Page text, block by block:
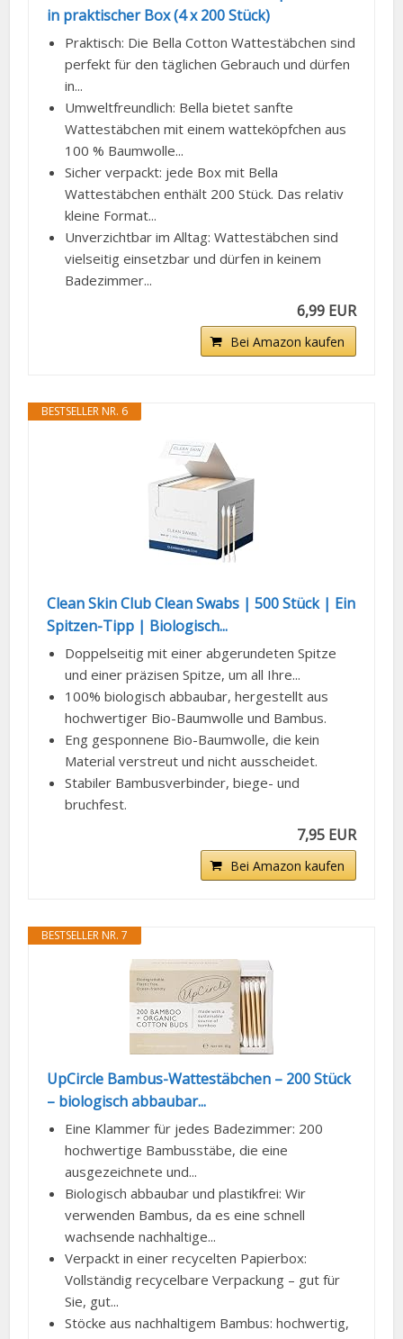
in praktischer Box (4 x 200 Stück)
Praktisch: Die Bella Cotton Wattestäbchen sind
perfekt für den täglichen Gebrauch und dürfen
in...
Umweltfreundlich: Bella bietet sanfte
Wattestäbchen mit einem watteköpfchen aus
100 % Baumwolle...
Sicher verpackt: jede Box mit Bella
Wattestäbchen enthält 200 Stück. Das relativ
kleine Format...
Unverzichtbar im Alltag: Wattestäbchen sind
vielseitig einsetzbar und dürfen in keinem
Badezimmer...
6,99 EUR
Bei Amazon kaufen
BESTSELLER NR. 6
Clean Skin Club Clean Swabs | 500 Stück | Ein
Spitzen-Tipp | Biologisch...
Doppelseitig mit einer abgerundeten Spitze
und einer präzisen Spitze, um all Ihre...
100% biologisch abbaubar, hergestellt aus
hochwertiger Bio-Baumwolle und Bambus.
Eng gesponnene Bio-Baumwolle, die kein
Material verstreut und nicht ausscheidet.
Stabiler Bambusverbinder, biege- und
bruchfest.
7,95 EUR
Bei Amazon kaufen
BESTSELLER NR. 7
UpCircle Bambus-Wattestäbchen – 200 Stück
– biologisch abbaubar...
Eine Klammer für jedes Badezimmer: 200
hochwertige Bambusstäbe, die eine
ausgezeichnete und...
Biologisch abbaubar und plastikfrei: Wir
verwenden Bambus, da es eine schnell
wachsende nachhaltige...
Verpackt in einer recycelten Papierbox:
Vollständig recycelbare Verpackung – gut für
Sie, gut...
Stöcke aus nachhaltigem Bambus: hochwertig,